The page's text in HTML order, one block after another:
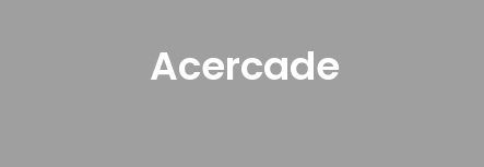
Acercade